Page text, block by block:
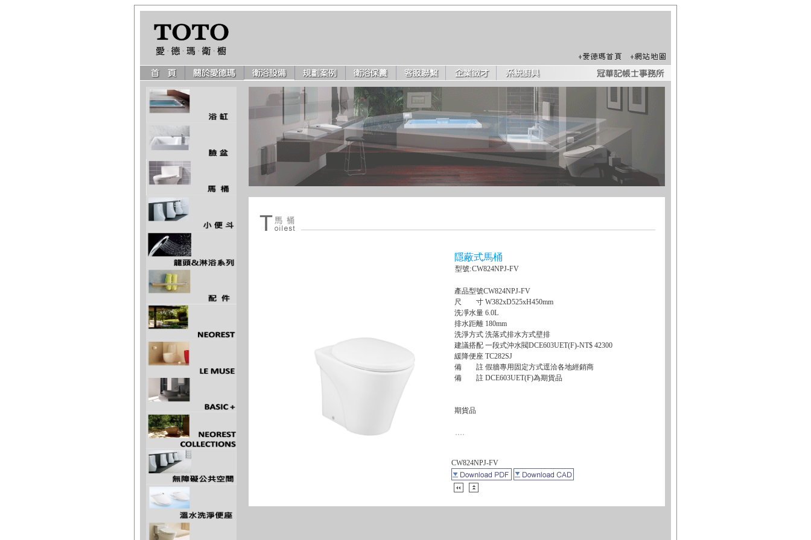
隱蔽式馬桶
型號:CW824NPJ-FV
產品型號CW824NPJ-FV
尺 寸 W382xD525xH450mm
洗凈水量 6.0L
排水距離 180mm
洗淨方式 洗落式排水方式壁排
建議搭配 一段式沖水閥DCE603UET(F)-NT$ 42300
緩降便座 TC282SJ
備 註 假牆專用固定方式逕洽各地經銷商
備 註 DCE603UET(F)為期貨品
期貨品
CW824NPJ-FV